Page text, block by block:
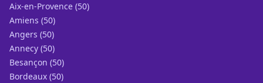
Aix-en-Provence (50)
Amiens (50)
Angers (50)
Annecy (50)
Besançon (50)
Bordeaux (50)